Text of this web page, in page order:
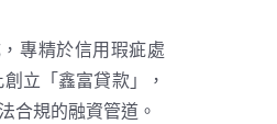
專精於信用瑕疵處
立「鑫富貸款」，
合規的融資管道。